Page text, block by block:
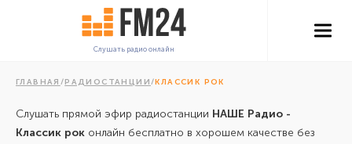
Слушать радио онлайн
ГЛАВНАЯ /РАДИОСТАНЦИИ/КЛАССИК РОК
Слушать прямой эфир радиостанции НАШЕ Радио -
Классик рок онлайн бесплатно в хорошем качестве без